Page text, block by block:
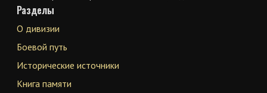
Разделы
О дивизии
Боевой путь
Исторические источники
Книга памяти